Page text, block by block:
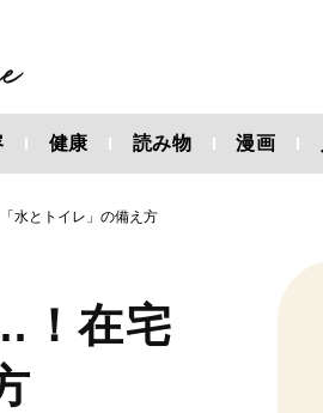
健康 読み物 漫画
水とトイレ」の備え方
！在宅